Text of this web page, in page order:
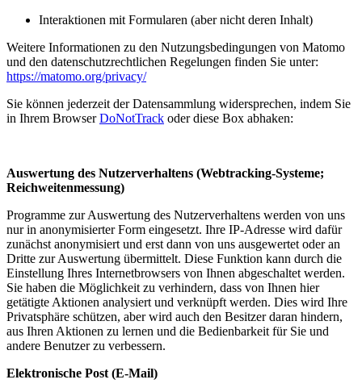
Interaktionen mit Formularen (aber nicht deren Inhalt)
Weitere Informationen zu den Nutzungsbedingungen von Matomo
und den datenschutzrechtlichen Regelungen finden Sie unter:
https://matomo.org/privacy/
Sie können jederzeit der Datensammlung widersprechen, indem Sie
in Ihrem BrowserDoNotTrack oder diese Box abhaken:
Auswertung des Nutzerverhaltens (Webtracking-Systeme;
Reichweitenmessung)
Programme zur Auswertung des Nutzerverhaltens werden von uns
nur in anonymisierter Form eingesetzt. Ihre IP-Adresse wird dafür
zunächst anonymisiert und erst dann von uns ausgewertet oder an
Dritte zur Auswertung übermittelt. Diese Funktion kann durch die
Einstellung Ihres Internetbrowsers von Ihnen abgeschaltet werden.
Sie haben die Möglichkeit zu verhindern, dass von Ihnen hier
getätigte Aktionen analysiert und verknüpft werden. Dies wird Ihre
Privatsphäre schützen, aber wird auch den Besitzer daran hindern,
aus Ihren Aktionen zu lernen und die Bedienbarkeit für Sie und
andere Benutzer zu verbessern.
Elektronische Post (E-Mail)